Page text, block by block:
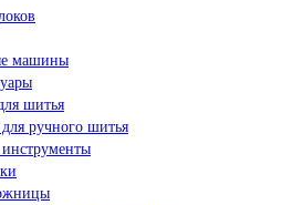
машины
шитья
ручного шитья